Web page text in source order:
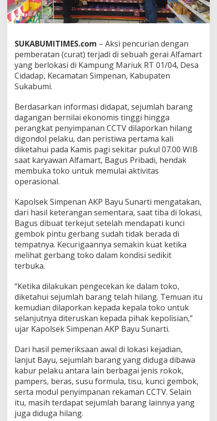
k
a
b
m
i
D
i
b
l
M
a
l
n
g
,
V
d
a
n
R
o
k
R
a
i
b
D
i
o
n
d
o
l
P
l
a
SUKABUMITIMES.com – Aksi pencurian dengan
pemberatan (curat) terjadi di sebuah gerai Alfamart
yang berlokasi di Kampung Mariuk RT 01/04, Desa
Cidadap, Kecamatan Simpenan, Kabupaten
Sukabumi.
Berdasarkan informasi didapat, sejumlah barang
dagangan bernilai ekonomis tinggi hingga
perangkat penyimpanan CCTV dilaporkan hilang
digondol pelaku, dan peristiwa pertama kali
diketahui pada Kamis pagi sekitar pukul 07.00 WIB
saat karyawan Alfamart, Bagus Pribadi, hendak
membuka toko untuk memulai aktivitas
operasional.
Kapolsek Simpenan AKP Bayu Sunarti mengatakan,
dari hasil keterangan sementara, saat tiba di lokasi,
Bagus dibuat terkejut setelah mendapati kunci
gembok pintu gerbang sudah tidak berada di
tempatnya. Kecurigaannya semakin kuat ketika
melihat gerbang toko dalam kondisi sedikit
terbuka.
“Ketika dilakukan pengecekan ke dalam toko,
diketahui sejumlah barang telah hilang. Temuan itu
kemudian dilaporkan kepada kepala toko untuk
selanjutnya diteruskan kepada pihak kepolisian,”
ujar Kapolsek Simpenan AKP Bayu Sunarti.
Dari hasil pemeriksaan awal di lokasi kejadian,
lanjut Bayu, sejumlah barang yang diduga dibawa
kabur pelaku antara lain berbagai jenis rokok,
pampers, beras, susu formula, tisu, kunci gembok,
serta modul penyimpanan rekaman CCTV. Selain
itu, masih terdapat sejumlah barang lainnya yang
juga diduga hilang.